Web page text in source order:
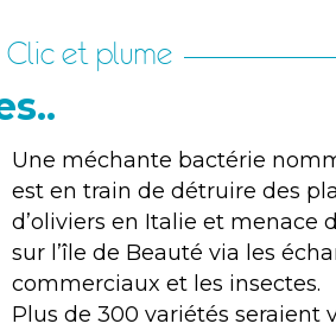
Clic et plume
Une méchante bactérie
est en train de détruire des
d’oliviers en Italie et menace
sur l’île de Beauté via les
commerciaux et les insectes.
Plus de 300 variétés seraient